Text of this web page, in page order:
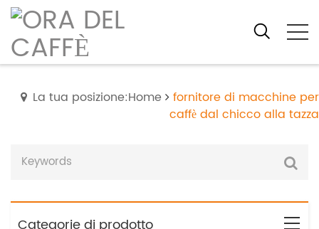
La tua posizione:Home
fornitore di macchine per
caffè dal chicco alla tazza